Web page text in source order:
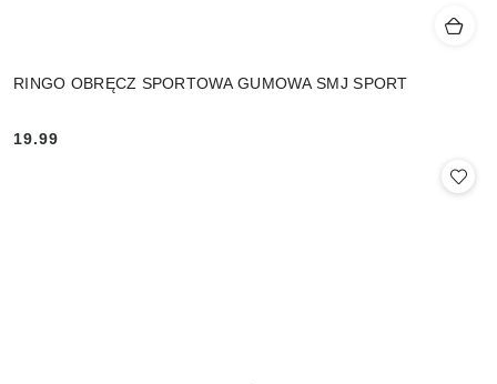
RINGO OBRĘCZ SPORTOWA GUMOWA SMJ SPORT
Cena:
19.99